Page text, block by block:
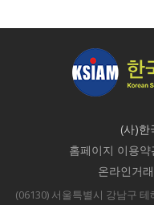
(사)한
홈페이지 이용약
온라인거
(06130) 서울특별시 강남구